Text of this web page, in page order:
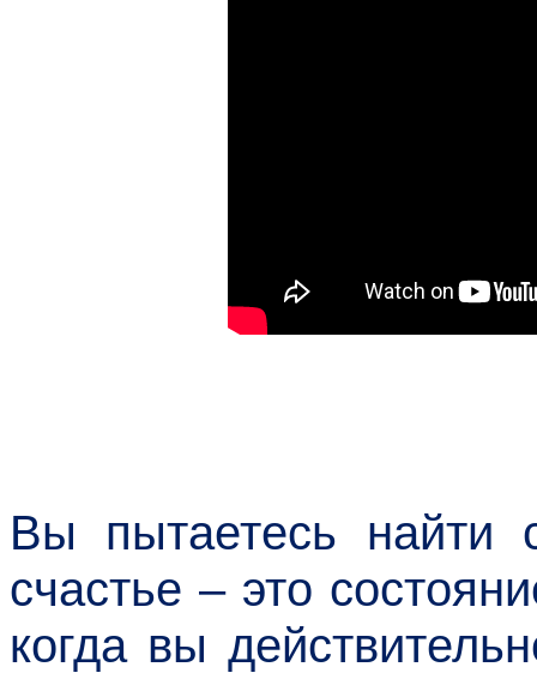
Вы пытаетесь найти
счастье – это
когда вы